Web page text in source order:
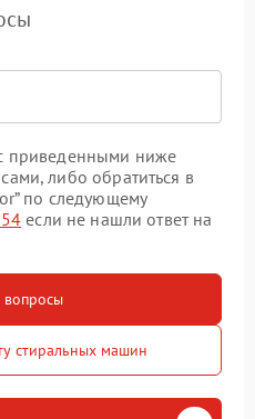
приведенными ниже
либо обратиться в
по следующему
если не нашли ответ на
стиральных машин